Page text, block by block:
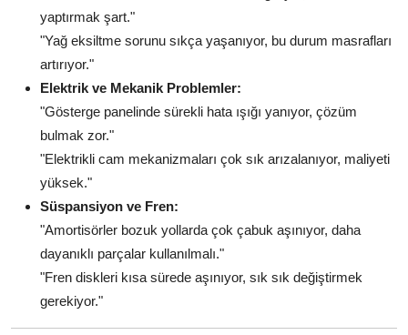
yaptırmak şart."
"Yağ eksiltme sorunu sıkça yaşanıyor, bu durum masrafları
artırıyor."
Elektrik ve Mekanik Problemler:
"Gösterge panelinde sürekli hata ışığı yanıyor, çözüm
bulmak zor."
"Elektrikli cam mekanizmaları çok sık arızalanıyor, maliyeti
yüksek."
Süspansiyon ve Fren:
"Amortisörler bozuk yollarda çok çabuk aşınıyor, daha
dayanıklı parçalar kullanılmalı."
"Fren diskleri kısa sürede aşınıyor, sık sık değiştirmek
gerekiyor."